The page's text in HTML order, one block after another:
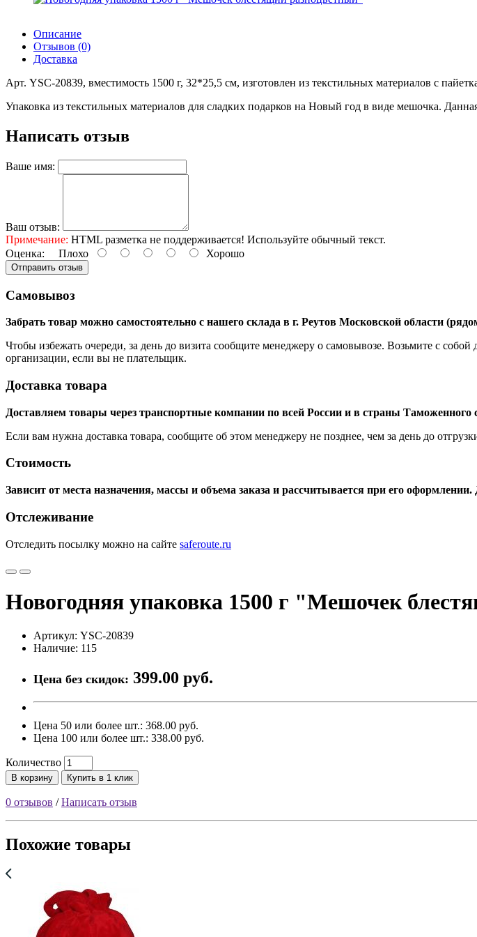
Описание
Отзывов (0)
Доставка
Арт. YSC-20839, вместимость 1500 г, 32*25,5 см, изготовлен из текстильных материалов с
Упаковка из текстильных материалов для сладких подарков на Новый год в виде мешочка.
Написать отзыв
Ваше имя:
Ваш отзыв:
Примечание: HTML разметка не поддерживается! Используйте обычный текст.
Оценка: Плохо Хорошо
Отправить отзыв
Самовывоз
Забрать товар можно самостоятельно с нашего склада в г. Реутов Московской области
Чтобы избежать очереди, за день до визита сообщите менеджеру о самовывозе. Возьмите с
организации, если вы не плательщик.
Доставка товара
Доставляем товары через транспортные компании по всей России и в страны
Если вам нужна доставка товара, сообщите об этом менеджеру не позднее, чем за день до
Стоимость
Зависит от места назначения, массы и объема заказа и рассчитывается при его
Отслеживание
Отследить посылку можно на сайте saferoute.ru
Новогодняя упаковка 1500 г "Мешочек
Артикул: YSC-20839
Наличие: 115
Цена без скидок: 399.00 руб.
Цена 50 или более шт.: 368.00 руб.
Цена 100 или более шт.: 338.00 руб.
Количество
В корзину Купить в 1 клик
0 отзывов /Написать отзыв
Похожие товары